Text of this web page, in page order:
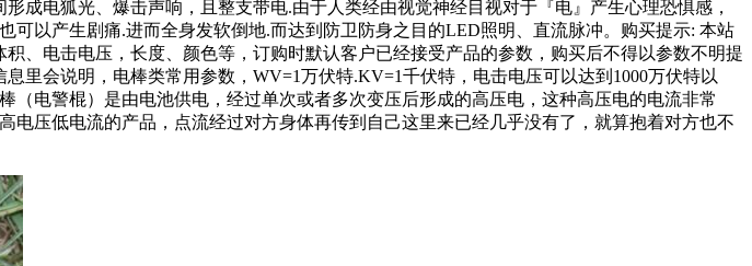
电狐光、爆击声响，且整支带电.由于人类经由视觉神经目视对于『电』产生心理恐惧感，
以产生剧痛.进而全身发软倒地.而达到防卫防身之目的LED照明、直流脉冲。购买提示: 本站
、电击电压，长度、颜色等，订购时默认客户已经接受产品的参数，购买后不得以参数不明提
里会说明，电棒类常用参数，WV=1万伏特.KV=1千伏特，电击电压可以达到1000万伏特以
（电警棍）是由电池供电，经过单次或者多次变压后形成的高压电，这种高压电的电流非常
压低电流的产品，点流经过对方身体再传到自己这里来已经几乎没有了，就算抱着对方也不